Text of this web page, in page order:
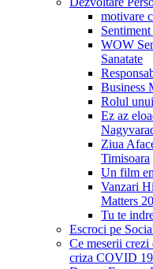
motivare
WOW
Sanatate
Business
Rolul
Ez az
Ziua
Timisoara
Un film
Vanzari
Matters
Tu te
Escroci pe
Ce meserii
criza COVID 19